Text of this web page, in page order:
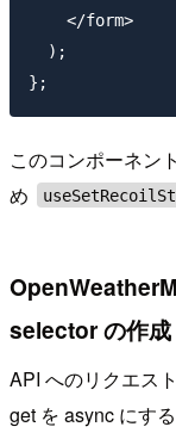
    </form>
  );
このコンポーネン
め
selector の作成
API へのリクエス
get を async にす